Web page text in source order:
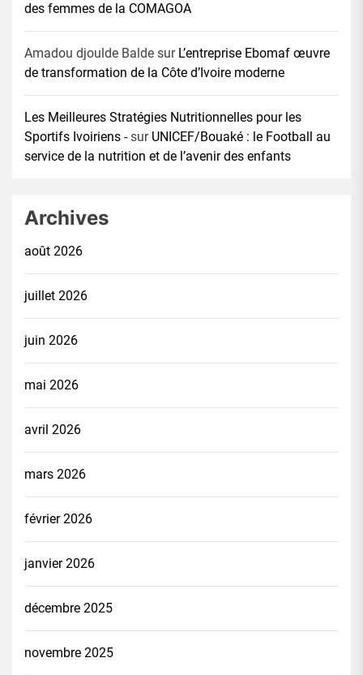
des femmes de la COMAGOA
Amadou djoulde Balde sur L’entreprise Ebomaf œuvre
de transformation de la Côte d’Ivoire moderne
Les Meilleures Stratégies Nutritionnelles pour les
Sportifs Ivoiriens -sur UNICEF/Bouaké : le Football au
service de la nutrition et de l’avenir des enfants
Archives
août 2026
juillet 2026
juin 2026
mai 2026
avril 2026
mars 2026
février 2026
janvier 2026
décembre 2025
novembre 2025